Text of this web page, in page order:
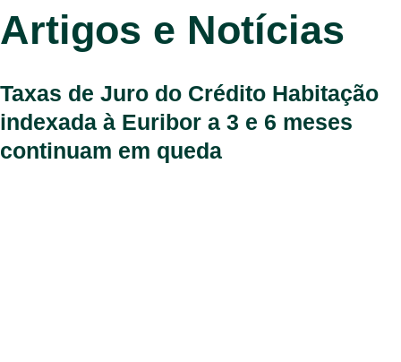
Artigos e Notícias
Taxas de Juro do Crédito Habitação
indexada à Euribor a 3 e 6 meses
continuam em queda